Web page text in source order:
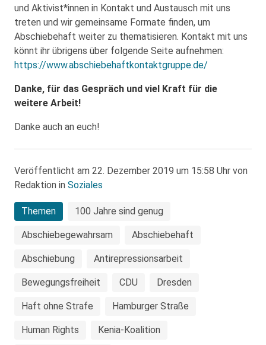
und Aktivist*innen in Kontakt und Austausch mit uns
treten und wir gemeinsame Formate finden, um
Abschiebehaft weiter zu thematisieren. Kontakt mit uns
könnt ihr übrigens über folgende Seite aufnehmen:
https://www.abschiebehaftkontaktgruppe.de/
Danke, für das Gespräch und viel Kraft für die
weitere Arbeit!
Danke auch an euch!
Veröffentlicht am 22. Dezember 2019 um 15:58 Uhr von
Redaktion in Soziales
Themen 100 Jahre sind genug
Abschiebegewahrsam Abschiebehaft
Abschiebung Antirepressionsarbeit
Bewegungsfreiheit CDU Dresden
Haft ohne Strafe Hamburger Straße
Human Rights Kenia-Koalition